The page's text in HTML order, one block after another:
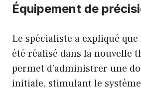
Équipement de
Le spécialiste a expliqué
été réalisé dans la nouvelle
permet d’administrer une
initiale, stimulant le